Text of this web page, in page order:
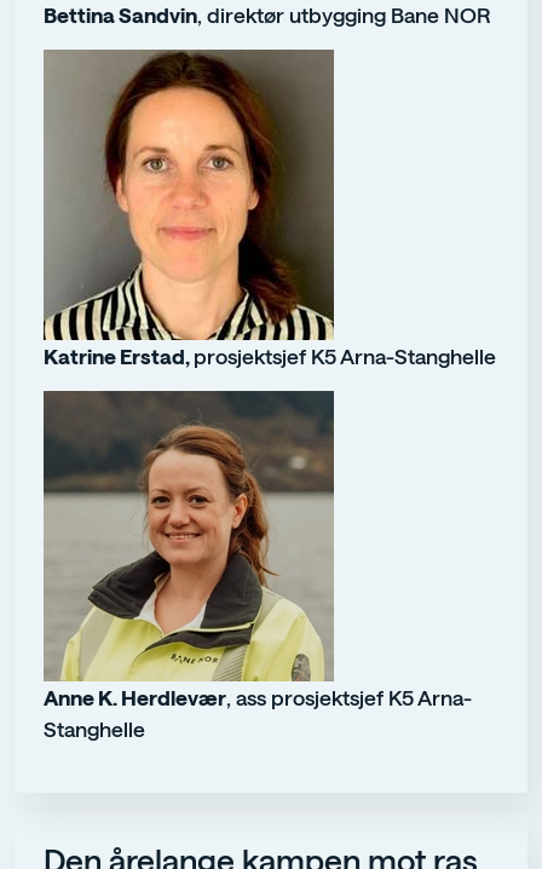
Bettina Sandvin, direktør utbygging Bane NOR
Katrine Erstad, prosjektsjef K5 Arna-Stanghelle
Anne K. Herdlevær, ass prosjektsjef K5 Arna-
Stanghelle
Den årelange kampen mot ras